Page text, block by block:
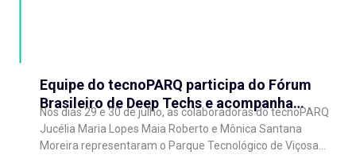
Equipe do tecnoPARQ participa do Fórum
Brasileiro de Deep Techs e acompanha
debates sobre políticas para inovação
científica
Nos dias 29 e 30 de julho, as colaboradoras do tecnoPARQ
Jucélia Maria Lopes Maia Roberto e Mônica Santana
Moreira representaram o Parque Tecnológico de Viçosa